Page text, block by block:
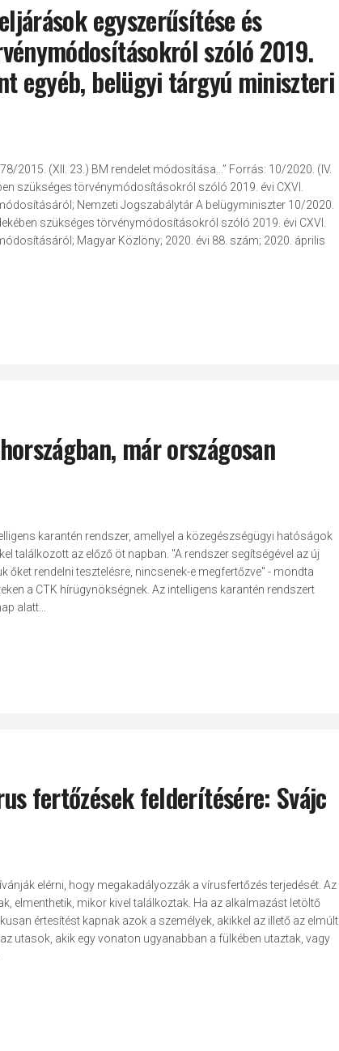
egyszerűsítése és
szóló 2019.
egyéb, belügyi tárgyú miniszteri
2015. (XII. 23.) BM rendelet módosítása...” Forrás: 10/2020. (IV.
szükséges törvénymódosításokról szóló 2019. évi CXVI.
Nemzeti Jogszabálytár A belügyminiszter 10/2020.
szükséges törvénymódosításokról szóló 2019. évi CXVI.
Magyar Közlöny; 2020. évi 88. szám; 2020. április
már országosan
karantén rendszer, amellyel a közegészségügyi hatóságok
találkozott az előző öt napban. "A rendszer segítségével az új
rendelni tesztelésre, nincsenek-e megfertőzve" - mondta
a CTK hírügynökségnek. Az intelligens karantén rendszert
alatt...
fertőzések felderítésére: Svájc
elérni, hogy megakadályozzák a vírusfertőzés terjedését. Az
elmenthetik, mikor kivel találkoztak. Ha az alkalmazást letöltő
értesítést kapnak azok a személyek, akikkel az illető az elmúlt
utasok, akik egy vonaton ugyanabban a fülkében utaztak, vagy